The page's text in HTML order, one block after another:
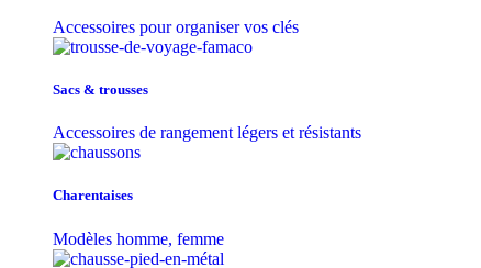
Accessoires pour organiser vos clés
Sacs & trousse​s
Accessoires de rangement légers et résistants
Charentaises
Modèles homme, femme